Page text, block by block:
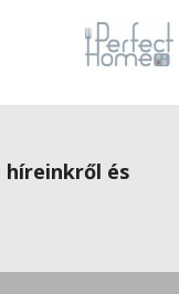
híreinkről és